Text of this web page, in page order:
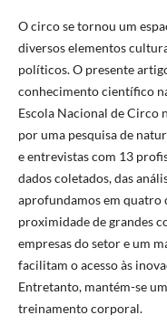
O circo se tornou um
diversos elementos
políticos. O presente
conhecimento científico
Escola Nacional de Circo
por uma pesquisa de
e entrevistas com 13
dados coletados, das
aprofundamos em quatro
proximidade de grandes
empresas do setor e um
facilitam o acesso às
Entretanto, mantém-se
treinamento corporal.